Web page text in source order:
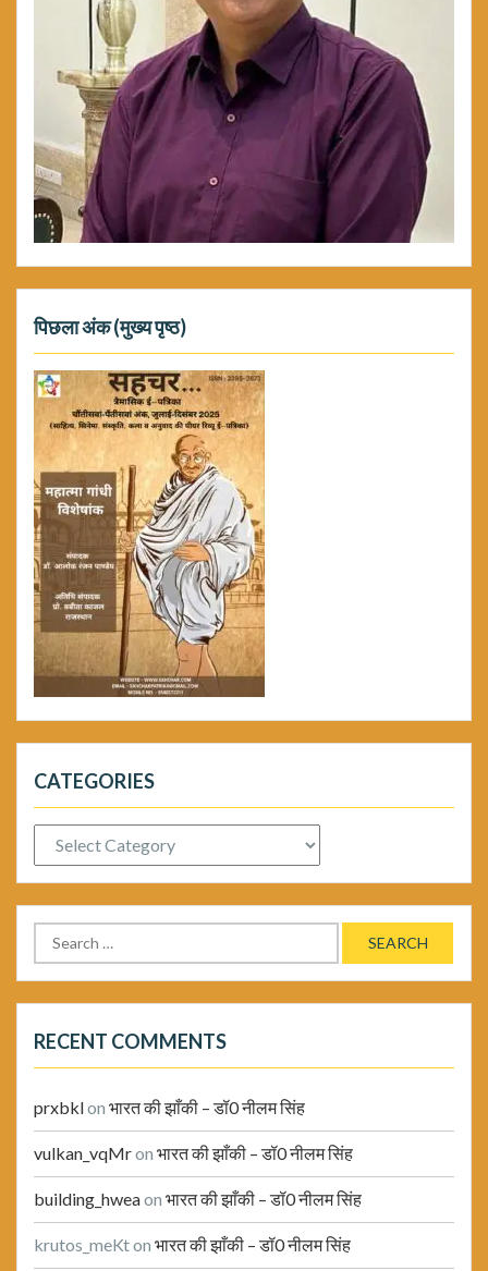
पिछला अंक (मुख्य पृष्ठ)
CATEGORIES
Categories
Search
for:
RECENT COMMENTS
prxbklon भारत की झाँकी – डॉ0 नीलम सिंह
vulkan_vqMron भारत की झाँकी – डॉ0 नीलम सिंह
building_hweaon भारत की झाँकी – डॉ0 नीलम सिंह
krutos_meKton भारत की झाँकी – डॉ0 नीलम सिंह